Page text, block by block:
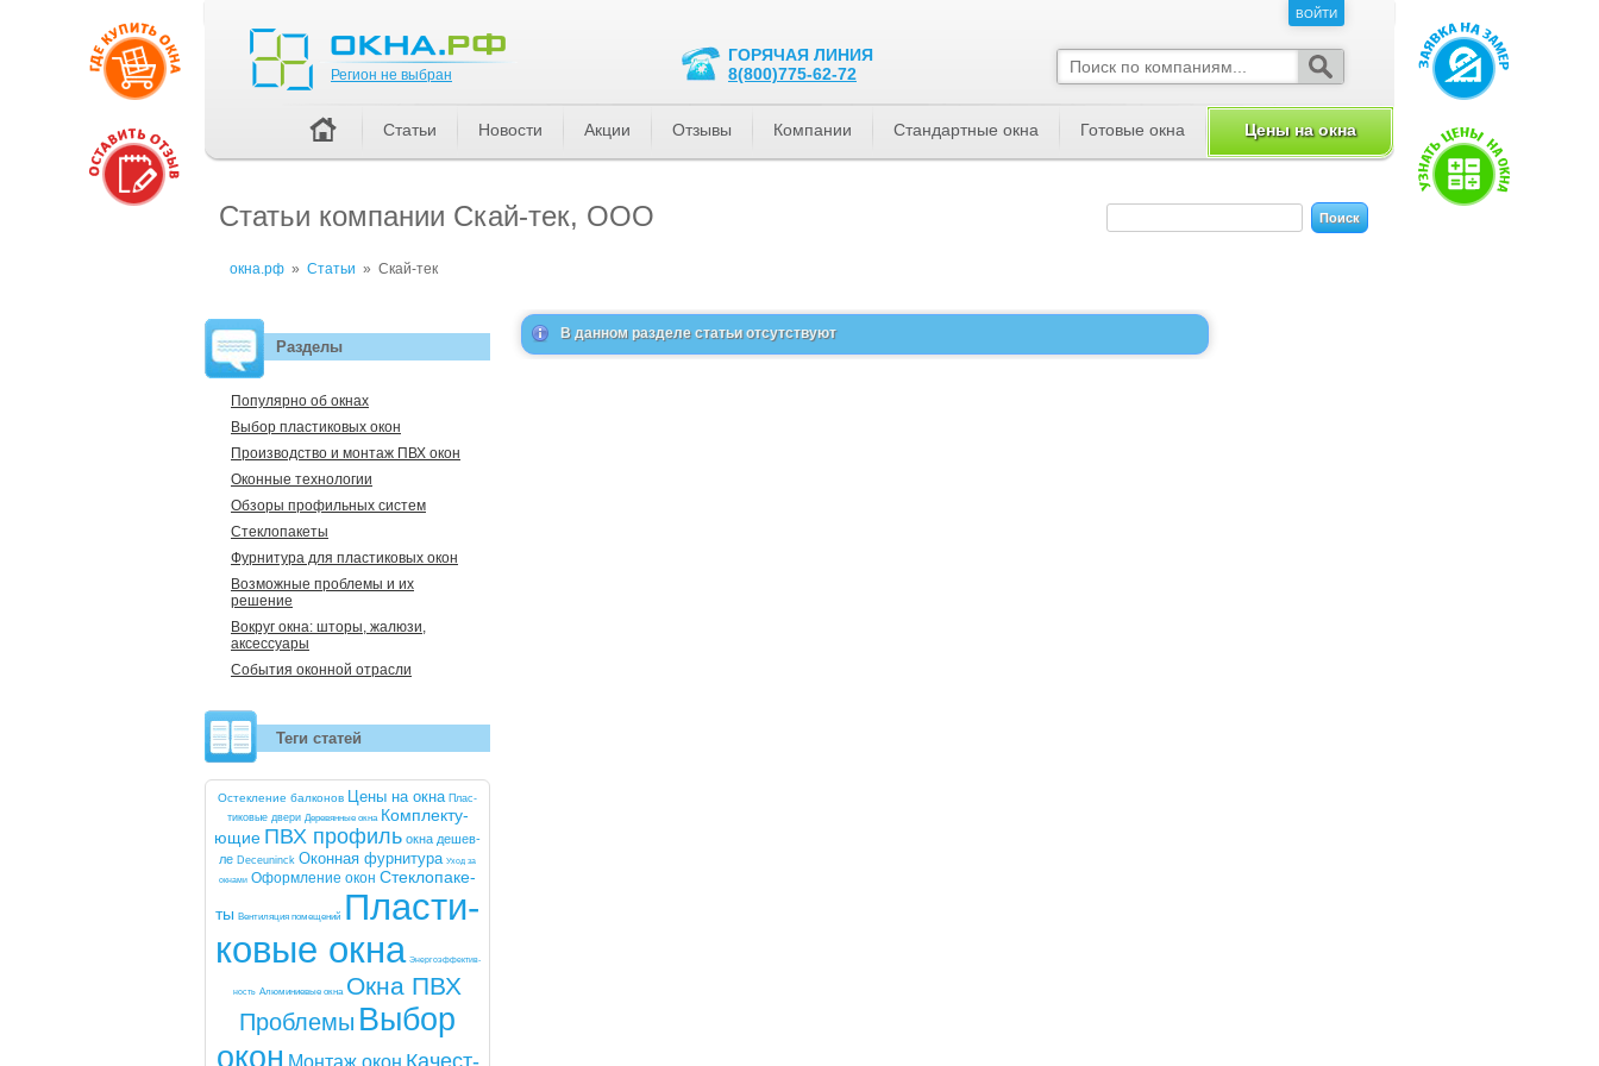
Статьи компании Скай-тек, ООО
окна.рф » Статьи » Скай-тек
В данном разделе статьи отсутствуют
Разделы
Популярно об окнах
Выбор пластиковых окон
Производство и монтаж ПВХ окон
Оконные технологии
Обзоры профильных систем
Стеклопакеты
Фурнитура для пластиковых окон
Возможные проблемы и их
решение
Вокруг окна: шторы, жалюзи,
аксессуары
События оконной отрасли
Теги статей
Ос­текле­ние бал­ко­нов Це­ны на ок­на Плас­
ти­ковые две­ри Де­ревян­ные ок­на Комп­лек­ту­
ющие ПВХ про­филь ок­на де­шев­
ле De­ce­uninck Окон­ная фур­ни­тура Уход за
ок­на­ми Оформ­ле­ние окон Стек­ло­паке­
ты Вен­ти­ляция по­меще­ний Плас­ти­
ковые ок­на Энер­го­эф­фектив­
ность Алю­мини­евые ок­на Ок­на ПВХ
Проб­ле­мы Вы­бор
окон Мон­таж окон Ка­чест­
ВОЙТИ
Регион не выбран
ГОРЯЧАЯ ЛИНИЯ
8(800)775-62-72
Статьи Новости Акции Отзывы Компании Стандартные окна Готовые окна Цены на окна
ВОЙТИ